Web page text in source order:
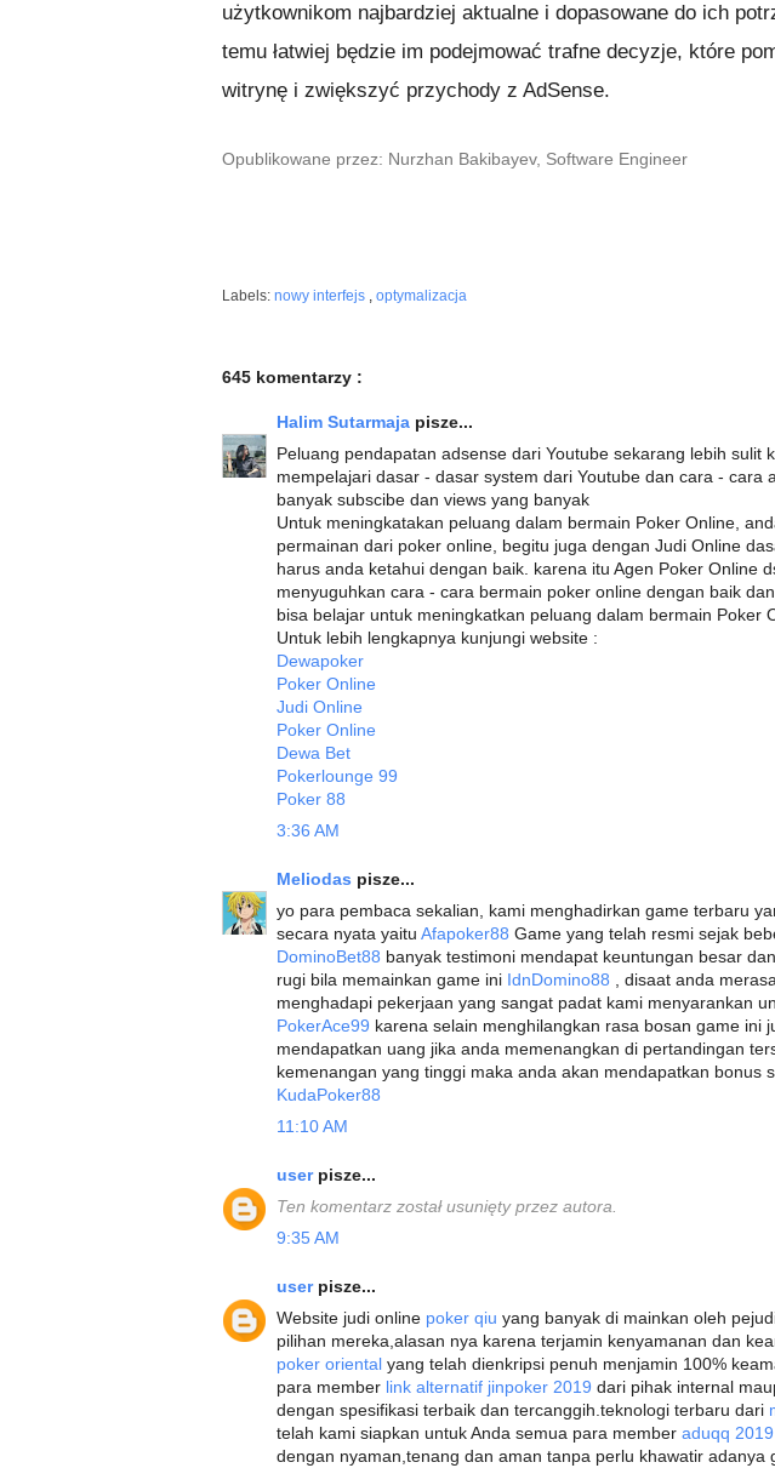
użytkownikom najbardziej aktualne i dopasowane do ich
temu łatwiej będzie im podejmować trafne decyzje, które
witrynę i zwiększyć przychody z AdSense.
Opublikowane przez: Nurzhan Bakibayev, Software Engineer
Labels: nowy interfejs , optymalizacja
645 komentarzy :
Halim Sutarmaja pisze...
Peluang pendapatan adsense dari Youtube sekarang lebih sulit
mempelajari dasar - dasar system dari Youtube dan cara - cara
banyak subscibe dan views yang banyak
Untuk meningkatakan peluang dalam bermain Poker Online,
permainan dari poker online, begitu juga dengan Judi Online
harus anda ketahui dengan baik. karena itu Agen Poker Online
menyuguhkan cara - cara bermain poker online dengan baik
bisa belajar untuk meningkatkan peluang dalam bermain Poker
Untuk lebih lengkapnya kunjungi website :
Dewapoker
Poker Online
Judi Online
Poker Online
Dewa Bet
Pokerlounge 99
Poker 88
3:36 AM
Meliodas pisze...
yo para pembaca sekalian, kami menghadirkan game terbaru
secara nyata yaitu Afapoker88 Game yang telah resmi sejak
DominoBet88 banyak testimoni mendapat keuntungan besar
rugi bila memainkan game ini IdnDomino88 , disaat anda
menghadapi pekerjaan yang sangat padat kami menyarankan
PokerAce99 karena selain menghilangkan rasa bosan game ini
mendapatkan uang jika anda memenangkan di pertandingan
kemenangan yang tinggi maka anda akan mendapatkan bonus
KudaPoker88
11:10 AM
user pisze...
Ten komentarz został usunięty przez autora.
9:35 AM
user pisze...
Website judi online poker qiu yang banyak di mainkan oleh
pilihan mereka,alasan nya karena terjamin kenyamanan dan
poker oriental yang telah dienkripsi penuh menjamin 100%
para member link alternatif jinpoker 2019 dari pihak internal
dengan spesifikasi terbaik dan tercanggih.teknologi terbaru dari
telah kami siapkan untuk Anda semua para member aduqq 2019
dengan nyaman,tenang dan aman tanpa perlu khawatir adanya